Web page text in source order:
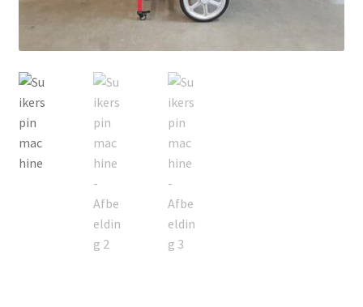
Producten + prijzen
Vacature: Medewerker bezorging & opbouw
Vacature: Parttime medewerker bezorging & opbouw